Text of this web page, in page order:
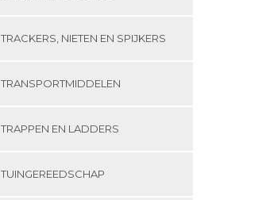
TRACKERS, NIETEN EN SPIJKERS
TRANSPORTMIDDELEN
TRAPPEN EN LADDERS
TUINGEREEDSCHAP